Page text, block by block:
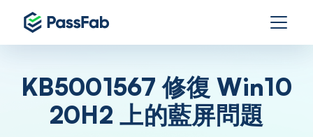
KB5001567 修復 Win10
20H2 上的藍屏問題